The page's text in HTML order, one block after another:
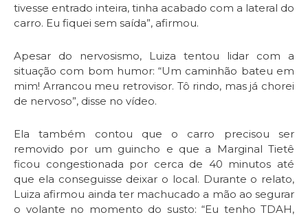
tivesse entrado inteira, tinha acabado com a lateral do
carro. Eu fiquei sem saída”, afirmou.
Apesar do nervosismo, Luiza tentou lidar com a
situação com bom humor: “Um caminhão bateu em
mim! Arrancou meu retrovisor. Tô rindo, mas já chorei
de nervoso”, disse no vídeo.
Ela também contou que o carro precisou ser
removido por um guincho e que a Marginal Tietê
ficou congestionada por cerca de 40 minutos até
que ela conseguisse deixar o local. Durante o relato,
Luiza afirmou ainda ter machucado a mão ao segurar
o volante no momento do susto: “Eu tenho TDAH,